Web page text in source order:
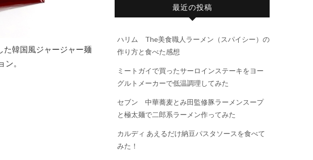
た韓国風ジャージャー麺
。
最近の投稿
ハリム The美食職人ラーメン（スパイシー）の
作り方と食べた感想
ミートガイで買ったサーロインステーキをヨー
グルトメーカーで低温調理してみた
セブン 中華蕎麦とみ田監修豚ラーメンスープ
と極太麺で二郎系ラーメン作ってみた
カルディ あえるだけ納豆パスタソースを食べて
みた！